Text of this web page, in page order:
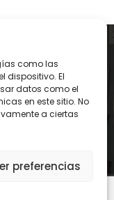
como las
dispositivo. El
datos como el
en este sitio. No
a ciertas
preferencias